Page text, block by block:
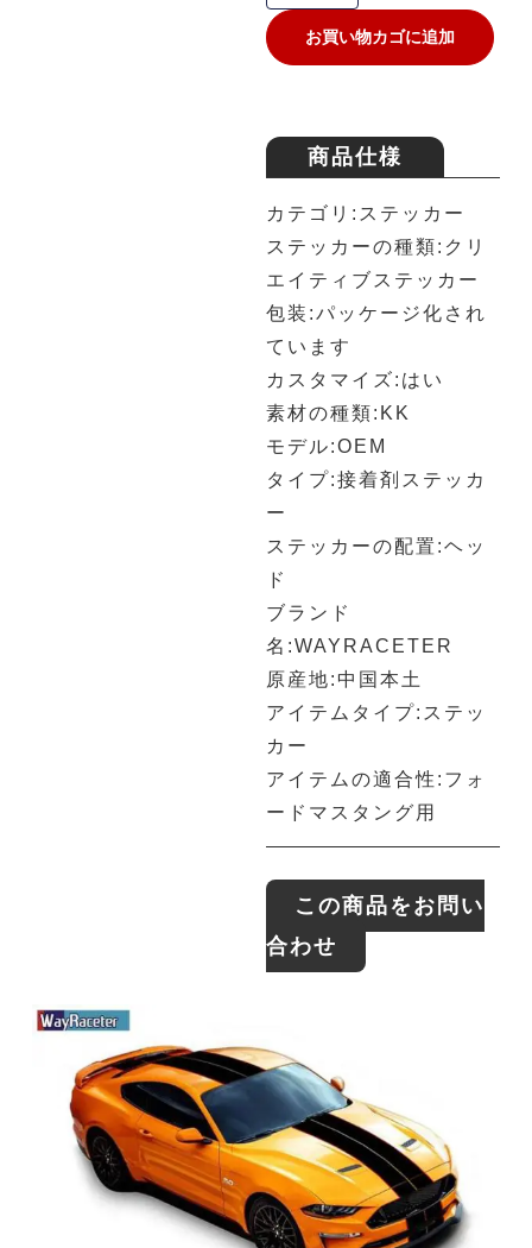
お買い物カゴに追加
商品仕様
カテゴリ:ステッカー
ステッカーの種類:クリ
エイティブステッカー
包装:パッケージ化され
ています
カスタマイズ:はい
素材の種類:KK
モデル:OEM
タイプ:接着剤ステッカ
ー
ステッカーの配置:ヘッ
ド
ブランド
名:WAYRACETER
原産地:中国本土
アイテムタイプ:ステッ
カー
アイテムの適合性:フォ
ードマスタング用
この商品をお問い
合わせ